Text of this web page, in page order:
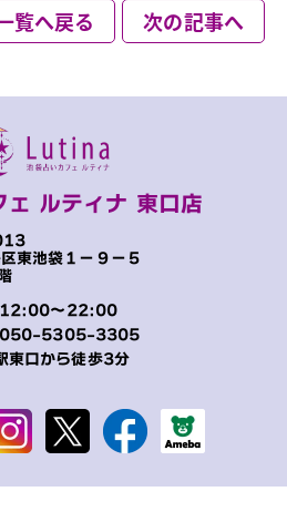
覧へ戻る 次の記事へ
ェ ルティナ 東口店
区東池袋１−９−５
12:00～22:00
050-5305-3305
東口から徒歩3分